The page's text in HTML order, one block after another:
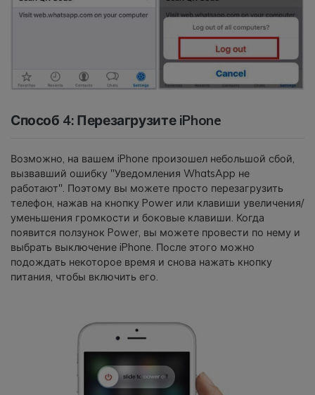
Способ 4: Перезагрузите iPhone
Возможно, на вашем iPhone произошел небольшой сбой,
вызвавший ошибку "Уведомления WhatsApp не
работают". Поэтому вы можете просто перезагрузить
телефон, нажав на кнопку Power или клавиши увеличения/
уменьшения громкости и боковые клавиши. Когда
появится ползунок Power, вы можете провести по нему и
выбрать выключение iPhone. После этого можно
подождать некоторое время и снова нажать кнопку
питания, чтобы включить его.